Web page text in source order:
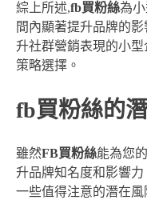
綜上所述,fb買粉絲為
間內顯著提升品牌的
升社群營銷表現的小
策略選擇。
fb買粉絲的
雖然FB買粉絲能為您
升品牌知名度和影響
一些值得注意的潛在風